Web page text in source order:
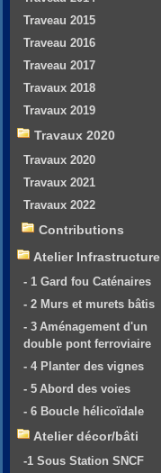
Traveau 2015
Traveau 2016
Traveau 2017
Travaux 2018
Travaux 2019
Travaux 2020
Travaux 2020
Travaux 2021
Travaux 2022
Contributions
Atelier Infrastructure
- 1 Gard fou Caténaires
- 2 Murs et murets bâtis
- 3 Aménagement d'un
double pont ferroviaire
- 4 Planter des vignes
- 5 Abord des voies
- 6 Boucle hélicoïdale
Atelier décor/bâti
-1 Sous Station SNCF